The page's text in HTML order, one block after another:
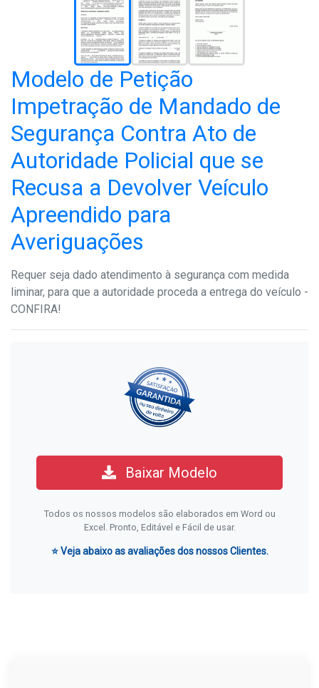
Modelo de Petição
Impetração de Mandado de
Segurança Contra Ato de
Autoridade Policial que se
Recusa a Devolver Veículo
Apreendido para
Averiguações
Requer seja dado atendimento à segurança com medida
liminar, para que a autoridade proceda a entrega do veículo -
CONFIRA!
Baixar Modelo
Todos os nossos modelos são elaborados em Word ou
Excel. Pronto, Editável e Fácil de usar.
⭐ Veja abaixo as avaliações dos nossos Clientes.